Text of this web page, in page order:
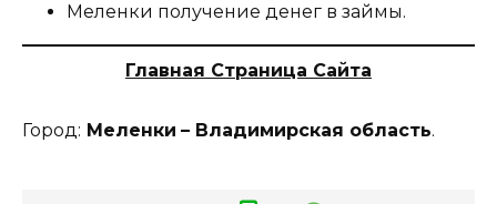
Меленки получение денег в займы.
Главная Страница Сайта
Город: Меленки – Владимирская область.